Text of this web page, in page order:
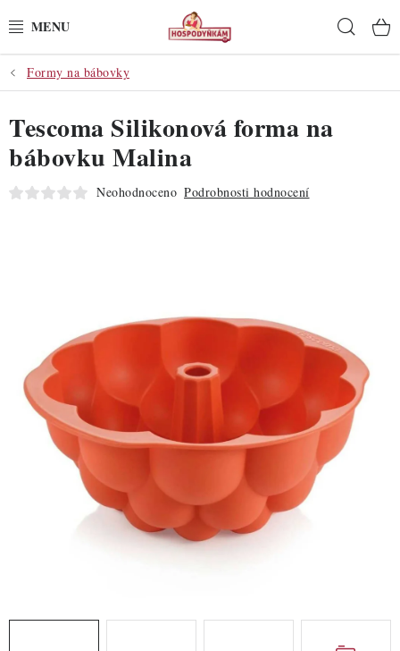
na
POTŘEBY
POMŮCKY
SUROVINY
POCHUTINY
ZDRAVÉ PEČENÍ
DÁRKOVÉ POUKAZY
TÉMATICKÉ PRODUKTY
Formy na bábovky
Tescoma Silikonová forma na
bábovku Malina
Neohodnoceno Podrobnosti hodnocení